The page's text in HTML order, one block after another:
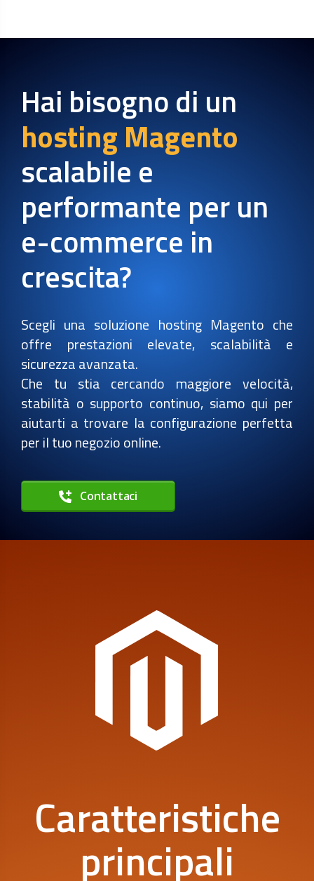
Hai bisogno di un
hosting Magento
scalabile e
performante per un
e-commerce in
crescita?
Scegli una soluzione hosting Magento che
offre prestazioni elevate, scalabilità e
sicurezza avanzata.
Che tu stia cercando maggiore velocità,
stabilità o supporto continuo, siamo qui per
aiutarti a trovare la configurazione perfetta
per il tuo negozio online.
Contattaci
Caratteristiche
principali